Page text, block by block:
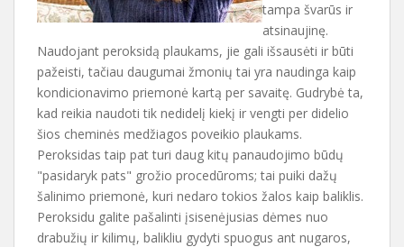
tampa švarūs ir
atsinaujinę.
Naudojant peroksidą plaukams, jie gali išsausėti ir būti
pažeisti, tačiau daugumai žmonių tai yra naudinga kaip
kondicionavimo priemonė kartą per savaitę. Gudrybė ta,
kad reikia naudoti tik nedidelį kiekį ir vengti per didelio
šios cheminės medžiagos poveikio plaukams.
Peroksidas taip pat turi daug kitų panaudojimo būdų
"pasidaryk pats" grožio procedūroms; tai puiki dažų
šalinimo priemonė, kuri nedaro tokios žalos kaip baliklis.
Peroksidu galite pašalinti įsisenėjusias dėmes nuo
drabužių ir kilimų, balikliu gydyti spuogus ant nugaros,